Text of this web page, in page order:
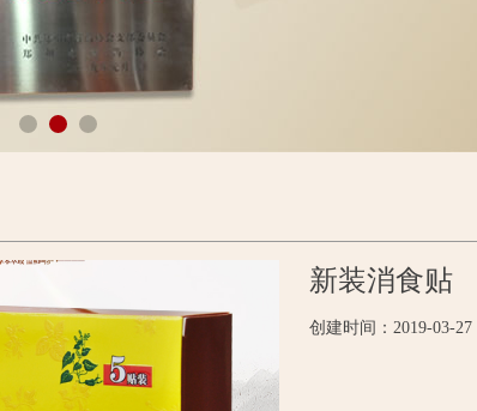
新装消食贴
创建时间： 2019-03-27